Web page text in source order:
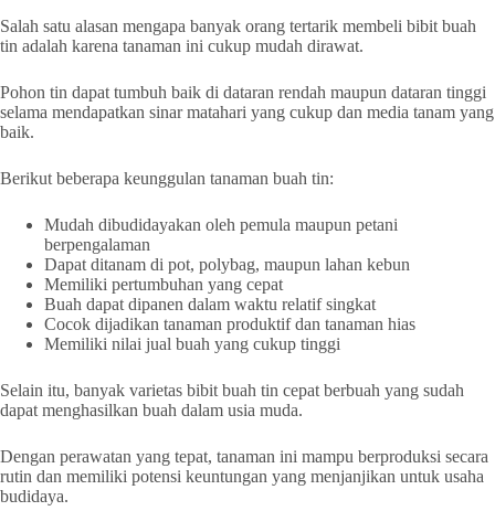
Salah satu alasan mengapa banyak orang tertarik membeli bibit buah
tin adalah karena tanaman ini cukup mudah dirawat.
Pohon tin dapat tumbuh baik di dataran rendah maupun dataran tinggi
selama mendapatkan sinar matahari yang cukup dan media tanam yang
baik.
Berikut beberapa keunggulan tanaman buah tin:
Mudah dibudidayakan oleh pemula maupun petani
berpengalaman
Dapat ditanam di pot, polybag, maupun lahan kebun
Memiliki pertumbuhan yang cepat
Buah dapat dipanen dalam waktu relatif singkat
Cocok dijadikan tanaman produktif dan tanaman hias
Memiliki nilai jual buah yang cukup tinggi
Selain itu, banyak varietas bibit buah tin cepat berbuah yang sudah
dapat menghasilkan buah dalam usia muda.
Dengan perawatan yang tepat, tanaman ini mampu berproduksi secara
rutin dan memiliki potensi keuntungan yang menjanjikan untuk usaha
budidaya.